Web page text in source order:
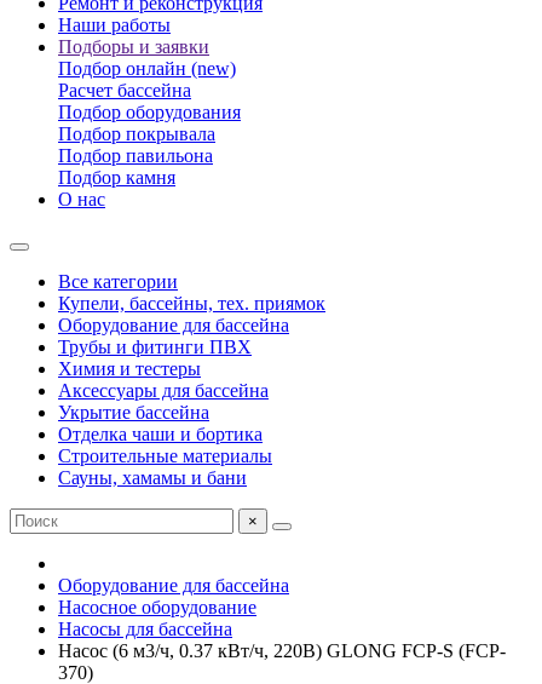
Наши работы
Подборы и заявки
Подбор онлайн (new)
Расчет бассейна
Подбор оборудования
Подбор покрывала
Подбор павильона
Подбор камня
О нас
Все категории
Купели, бассейны, тех. приямок
Оборудование для бассейна
Трубы и фитинги ПВХ
Химия и тестеры
Аксессуары для бассейна
Укрытие бассейна
Отделка чаши и бортика
Строительные материалы
Сауны, хамамы и бани
×
Оборудование для бассейна
Насосное оборудование
Насосы для бассейна
Насос (6 м3/ч, 0.37 кВт/ч, 220В) GLONG FCP-S (FCP-
370)